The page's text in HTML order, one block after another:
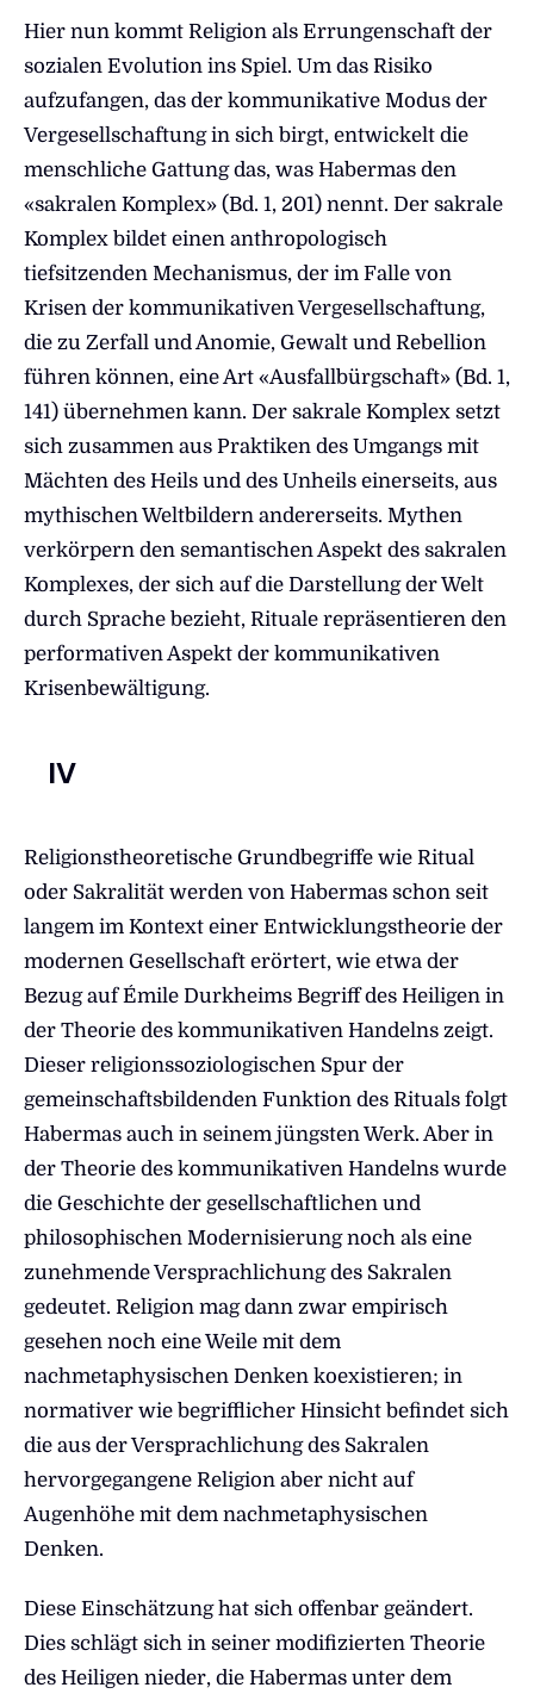
Hier nun kommt Religion als Errungenschaft der
sozialen Evolution ins Spiel. Um das Risiko
aufzufangen, das der kommunikative Modus der
Vergesellschaftung in sich birgt, entwickelt die
menschliche Gattung das, was Habermas den
«sakralen Komplex» (Bd. 1, 201) nennt. Der sakrale
Komplex bildet einen anthropologisch
tiefsitzenden Mechanismus, der im Falle von
Krisen der kommunikativen Vergesellschaftung,
die zu Zerfall und Anomie, Gewalt und Rebellion
führen können, eine Art «Ausfallbürgschaft» (Bd. 1,
141) übernehmen kann. Der sakrale Komplex setzt
sich zusammen aus Praktiken des Umgangs mit
Mächten des Heils und des Unheils einerseits, aus
mythischen Weltbildern andererseits. Mythen
verkörpern den semantischen Aspekt des sakralen
Komplexes, der sich auf die Darstellung der Welt
durch Sprache bezieht, Rituale repräsentieren den
performativen Aspekt der kommunikativen
Krisenbewältigung.
IV
Religionstheoretische Grundbegriffe wie Ritual
oder Sakralität werden von Habermas schon seit
langem im Kontext einer Entwicklungstheorie der
modernen Gesellschaft erörtert, wie etwa der
Bezug auf Émile Durkheims Begriff des Heiligen in
der Theorie des kommunikativen Handelns zeigt.
Dieser religionssoziologischen Spur der
gemeinschaftsbildenden Funktion des Rituals folgt
Habermas auch in seinem jüngsten Werk. Aber in
der Theorie des kommunikativen Handelns wurde
die Geschichte der gesellschaftlichen und
philosophischen Modernisierung noch als eine
zunehmende Versprachlichung des Sakralen
gedeutet. Religion mag dann zwar empirisch
gesehen noch eine Weile mit dem
nachmetaphysischen Denken koexistieren; in
normativer wie begrifflicher Hinsicht befindet sich
die aus der Versprachlichung des Sakralen
hervorgegangene Religion aber nicht auf
Augenhöhe mit dem nachmetaphysischen
Denken.
Diese Einschätzung hat sich offenbar geändert.
Dies schlägt sich in seiner modifizierten Theorie
des Heiligen nieder, die Habermas unter dem